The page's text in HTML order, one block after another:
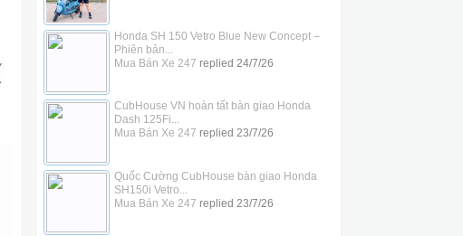
Honda SH 150 Vetro Blue New Concept –
Phiên bản...
Mua Bán Xe 247 replied 24/7/26
CubHouse VN hoàn tất bàn giao Honda
Dash 125Fi...
Mua Bán Xe 247 replied 23/7/26
Quốc Cường CubHouse bàn giao Honda
SH150i Vetro...
Mua Bán Xe 247 replied 23/7/26